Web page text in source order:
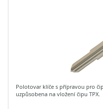
Polotovar klíče s přípravou pro
uzpůsobena na vložení čipu TPX.